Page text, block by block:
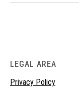
LEGAL AREA
Privacy Policy